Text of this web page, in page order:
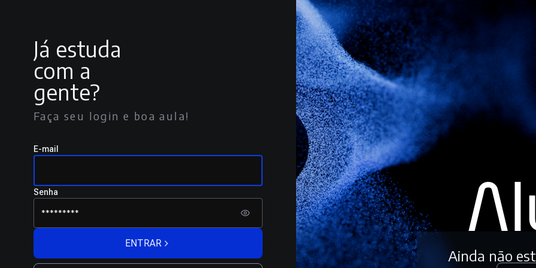
Já estuda
com a
gente?
Faça seu login e boa aula!
E-mail
Senha
ENTRAR
Ainda não